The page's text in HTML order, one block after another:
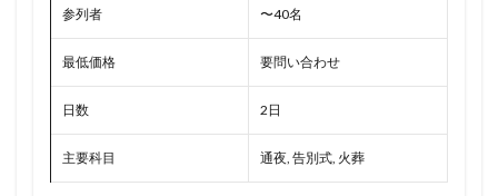
参列者 〜40名
最低価格 要問い合わせ
日数 2日
主要科目 通夜, 告別式, 火葬